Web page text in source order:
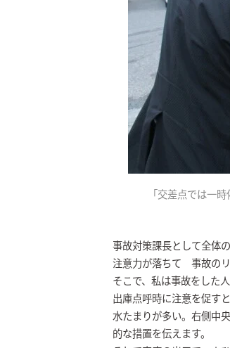
「交差点では一
事故対策課長として全体
注意力が落ちて 事故のリ
そこで、私は事故をした
出庫点呼時に注意を促す
水たまりが多い。右側中
的な措置を伝えます。